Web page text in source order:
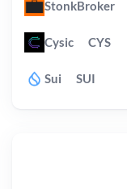
StonkBroker
Cysic CYS
Sui SUI